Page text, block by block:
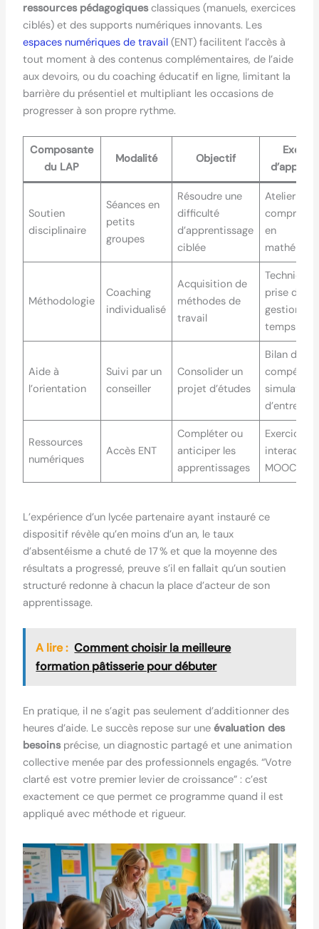
ressources pédagogiquesclassiques (manuels, exercices
ciblés) et des supports numériques innovants. Les
espaces numériques de travail(ENT) facilitent l’accès à
tout moment à des contenus complémentaires, de l’aide
aux devoirs, ou du coaching éducatif en ligne, limitant la
barrière du présentiel et multipliant les occasions de
progresser à son propre rythme.
Composante
du LAP
Modalité Objectif
Soutien
disciplinaire
Séances en
petits
groupes
Résoudre une
difficulté
d’apprentissage
ciblée
Atelier de
en
Méthodologie
Coaching
individualisé
Acquisition de
méthodes de
travail
prise de
gestion du
temps
Aide à
l’orientation
Suivi par un
conseiller
Consolider un
projet d’études
Bilan de
simulation
d’entretien
Ressources
numériques
Accès ENT
Compléter ou
anticiper les
apprentissages
Exercices
interactifs,
MOOCs
L’expérience d’un lycée partenaire ayant instauré ce
dispositif révèle qu’en moins d’un an, le taux
d’absentéisme a chuté de 17 % et que la moyenne des
résultats a progressé, preuve s’il en fallait qu’un soutien
structuré redonne à chacun la place d’acteur de son
apprentissage.
A lire : Comment choisir la meilleure
formation pâtisserie pour débuter
En pratique, il ne s’agit pas seulement d’additionner des
heures d’aide. Le succès repose sur une évaluation des
besoinsprécise, un diagnostic partagé et une animation
collective menée par des professionnels engagés. “Votre
clarté est votre premier levier de croissance” : c’est
exactement ce que permet ce programme quand il est
appliqué avec méthode et rigueur.